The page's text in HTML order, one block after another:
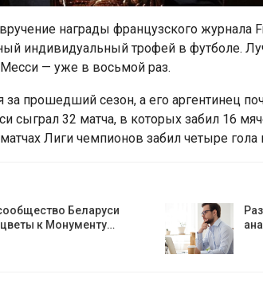
награды французского журнала
индивидуальный трофей в футболе.
— уже в восьмой раз.
за прошедший сезон, а его аргентинец
32 матча, в которых забил 16
Лиги чемпионов забил четыре гола
Беларуси
к Монументу…